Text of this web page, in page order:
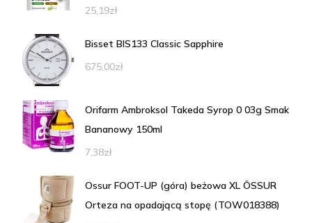
25,19zł
Bisset BIS133 Classic Sapphire
675,00zł
Orifarm Ambroksol Takeda Syrop 0 03g Smak
Bananowy 150ml
7,38zł
Ossur FOOT-UP (góra) beżowa XL ÖSSUR
Orteza na opadającą stopę (TOW018388)